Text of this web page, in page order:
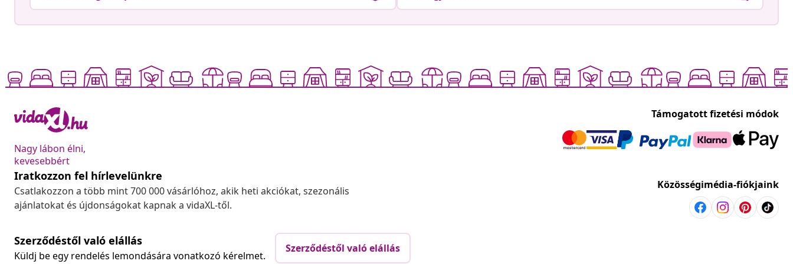
Nagy lábon élni,
kevesebbért
Támogatott fizetési módok
Iratkozzon fel hírlevelünkre
Csatlakozzon a több mint 700 000 vásárlóhoz, akik heti akciókat, szezonális
ajánlatokat és újdonságokat kapnak a vidaXL-től.
Közösségimédia-fiókjaink
Szerződéstől való elállás
Küldj be egy rendelés lemondására vonatkozó kérelmet.
Szerződéstől való elállás